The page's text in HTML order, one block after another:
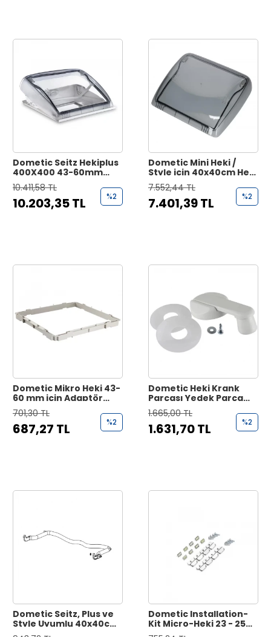
Dometic Seitz Hekiplus
400X400 43-60mm
Karavan Tavan Heki
10.411,58 TL
10.203,35 TL %2
Dometic Mini Heki /
Style için 40x40cm Heki
Yedek Cam
7.552,44 TL
7.401,39 TL %2
Dometic Mikro Heki 43-
60 mm için Adaptör
Çerçeve
701,30 TL
687,27 TL %2
Dometic Heki Krank
Parçası Yedek Parça
No. 550E2709
1.665,00 TL
1.631,70 TL %2
Dometic Seitz, Plus ve
Style Uyumlu 40x40cm
Heki Açma Kolu
Dometic Installation-
Kit Micro-Heki 23 - 25
mm